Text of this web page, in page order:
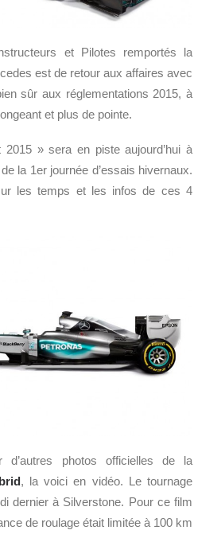
et Pilotes remportés la
est de retour aux affaires avec
sûr aux réglementations 2015, à
et plus de pointe.
2015 » sera en piste aujourd’hui à
la 1er journée d’essais hivernaux.
les temps et les infos de ces 4
d’autres photos officielles de la
, la voici en vidéo. Le tournage
dernier à Silverstone. Pour ce film
de roulage était limitée à 100 km